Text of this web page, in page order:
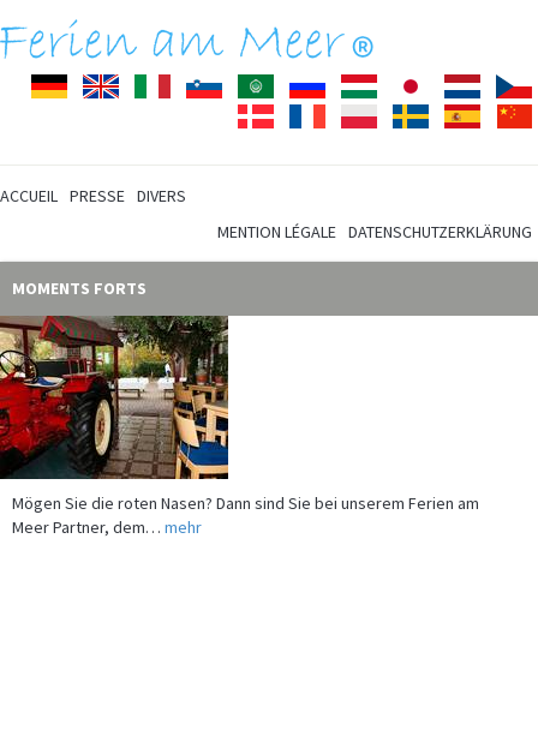
DeutschEnglish ItalianoSlovenščinaArabischPусскийMagyar Japanisch
Dansk
FrançaisPolski SvenskaEspañol
ACCUEIL PRESSE DIVERS
MENTION LÉGALE DATENSCHUTZERKLÄRUNG
MOMENTS FORTS
Mögen Sie die roten Nasen? Dann sind Sie bei unserem Ferien am
Meer Partner, dem… mehr